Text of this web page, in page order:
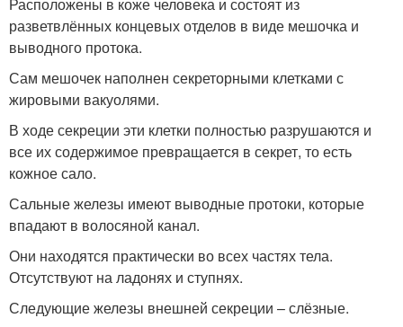
разветвлённых концевых отделов в виде мешочка и
выводного протока.
Сам мешочек наполнен секреторными клетками с
жировыми вакуолями.
В ходе секреции эти клетки полностью разрушаются и
все их содержимое превращается в секрет, то есть
кожное сало.
Сальные железы имеют выводные протоки, которые
впадают в волосяной канал.
Они находятся практически во всех частях тела.
Отсутствуют на ладонях и ступнях.
Следующие железы внешней секреции – слёзные.